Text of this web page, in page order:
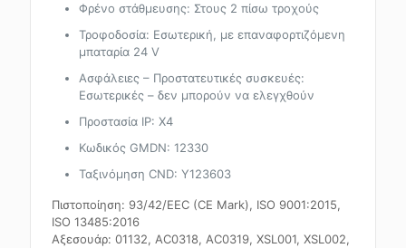
Φρένο στάθμευσης: Στους 2 πίσω τροχούς
Τροφοδοσία: Εσωτερική, με επαναφορτιζόμενη
μπαταρία 24 V
Ασφάλειες – Προστατευτικές συσκευές:
Εσωτερικές – δεν μπορούν να ελεγχθούν
Προστασία IP: X4
Κωδικός GMDN: 12330
Ταξινόμηση CND: Y123603
Πιστοποίηση: 93/42/EEC (CE Mark), ISO 9001:2015,
ISO 13485:2016
Αξεσουάρ: 01132, AC0318, AC0319, XSL001, XSL002,